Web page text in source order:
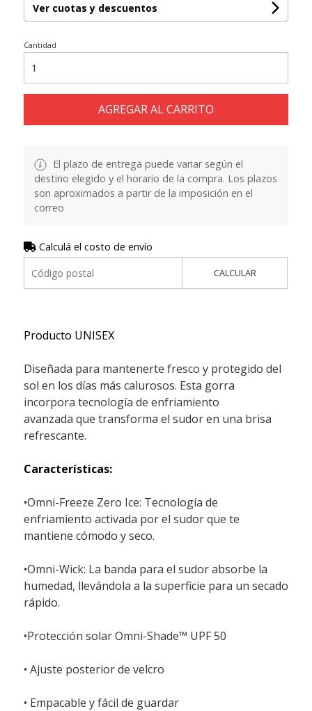
Ver cuotas y descuentos
Cantidad
AGREGAR AL CARRITO
El plazo de entrega puede variar según el
destino elegido y el horario de la compra. Los plazos
son aproximados a partir de la imposición en el
correo
Calculá el costo de envío
CALCULAR
Producto UNISEX
Diseñada para mantenerte fresco y protegido del
sol en los días más calurosos. Esta gorra
incorpora tecnología de enfriamiento
avanzada que transforma el sudor en una brisa
refrescante.
Características:
•Omni-Freeze Zero Ice: Tecnología de
enfriamiento activada por el sudor que te
mantiene cómodo y seco.
•Omni-Wick: La banda para el sudor absorbe la
humedad, llevándola a la superficie para un secado
rápido.
•Protección solar Omni-Shade™ UPF 50
• Ajuste posterior de velcro
• Empacable y fácil de guardar